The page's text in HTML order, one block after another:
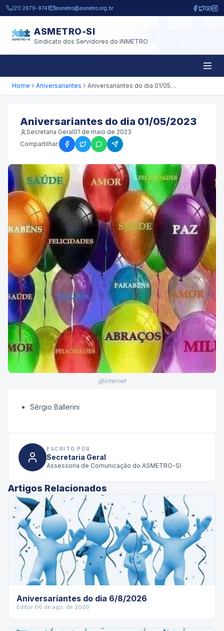
Pular para o conteúdo principal
(21) 2679-9741 asmetro@asmetro.org.br
ASMETRO-SI
Sindicato dos Servidores do INMETRO
Home Aniversariantes Aniversariantes do dia 01/05/2023
Aniversariantes do dia 01/05/2023
Secretaria Geral01 de maio de 2023
Compartilhar:
@internet
Sérgio Ballerini
ESCRITO POR
Secretaria Geral
Assessoria de Comunicação do ASMETRO-SI
Artigos Relacionados
Aniversariantes do dia 6/8/2026
Editor·06 de ago. de 2026